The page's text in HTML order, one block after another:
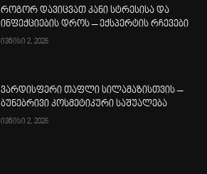
როგორ დავიცვათ კანი სტრესისა და
ინფექციების დროს – ექსპერტის რჩევები
ივნისი 2, 2026
ვარდისფერი თაფლი სილამაზისთვის –
ბუნებრივი კოსმეტიკური საშუალება
ივნისი 2, 2026